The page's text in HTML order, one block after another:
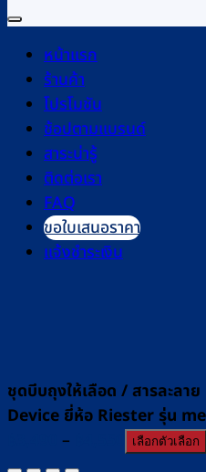
หน้าแรก
ร้านค้า
โปรโมชัน
ช้อปตามแบรนด์
สาระน่ารู้
ติดต่อเรา
FAQ
ขอใบเสนอราคา
แจ้งชำระเงิน
ชุดบีบถุงให้เลือด / สารละล
Device ยี่ห้อ Riester รุ่น
–
Price
เลือกตัวเลือก